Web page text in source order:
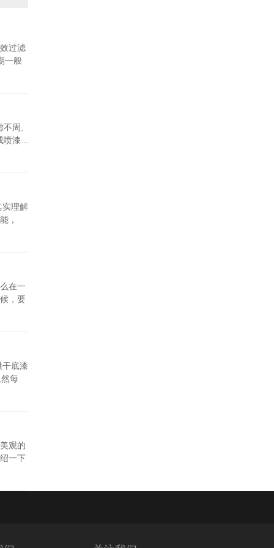
过滤
一般
周,
漆...
实理解
，
在一
，要
底漆
每
观的
一下